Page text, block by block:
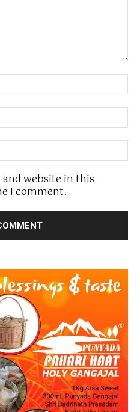
and website in this
I comment.